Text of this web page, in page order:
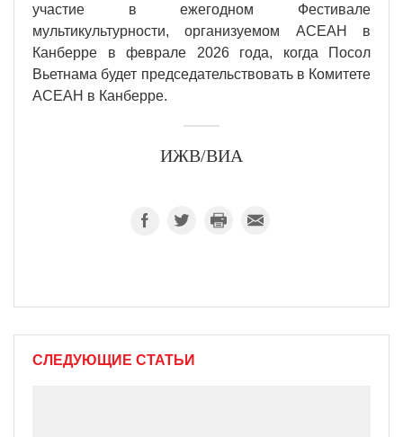
участие в ежегодном Фестивале
мультикультурности, организуемом АСЕАН в
Канберре в феврале 2026 года, когда Посол
Вьетнама будет председательствовать в Комитете
АСЕАН в Канберре.
ИЖВ/ВИА
СЛЕДУЮЩИЕ СТАТЬИ